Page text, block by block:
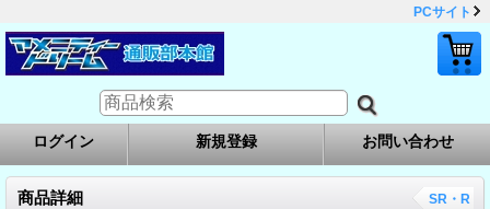
PCサイト
ログイン 新規登録 お問い合わせ
商品詳細 SR・R